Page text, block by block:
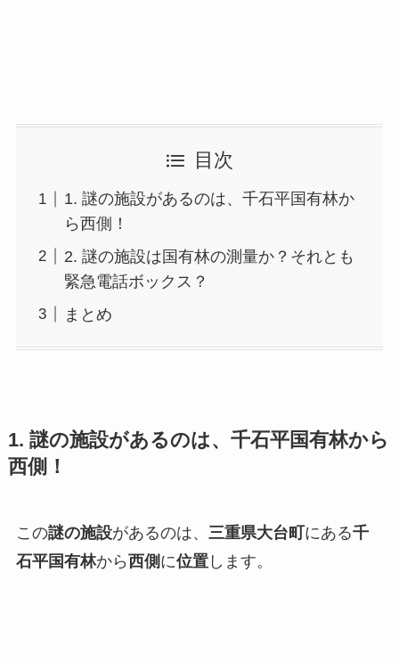
目次
1. 謎の施設があるのは、千石平国有林か
ら西側！
2. 謎の施設は国有林の測量か？それとも
緊急電話ボックス？
まとめ
1. 謎の施設があるのは、千石平国有林から
西側！
この謎の施設があるのは、 三重県大台町 にある千
石平国有林から西側 に位置します。